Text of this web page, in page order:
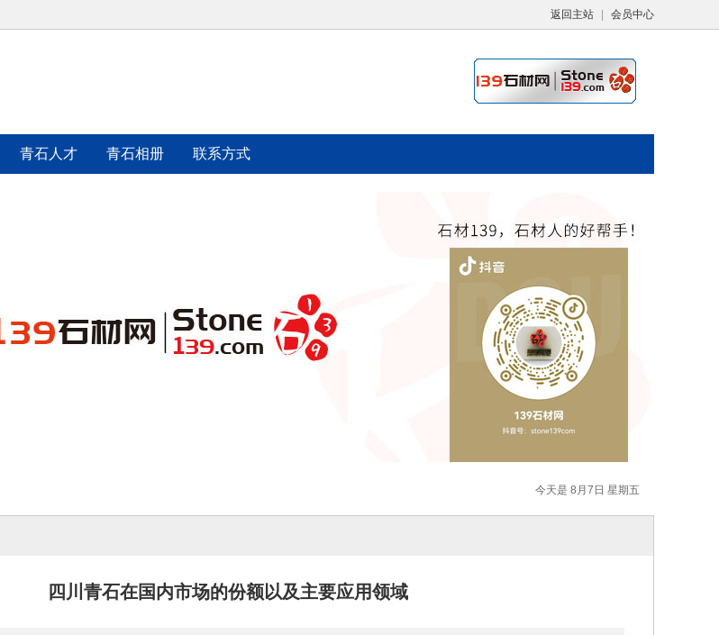
返回主站 会员中心
青石人才 青石相册 联系方式
今天是 8月7日 星期五
四川青石在国内市场的份额以及主要应用领域